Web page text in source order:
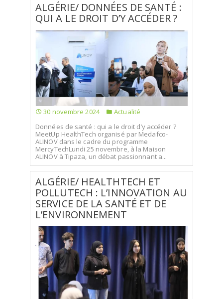
ALGÉRIE/ DONNÉES DE SANTÉ :
QUI A LE DROIT D’Y ACCÉDER ?
30 novembre 2024
Actualité
Données de santé : qui a le droit d’y accéder ?
MeetUp HealthTech organisé par Medafco-
ALINOV dans le cadre du programme
MercyTechLundi 25 novembre, à la Maison
ALINOV à Tipaza, un débat passionnant a...
ALGÉRIE/ HEALTHTECH ET
POLLUTECH : L’INNOVATION AU
SERVICE DE LA SANTÉ ET DE
L’ENVIRONNEMENT